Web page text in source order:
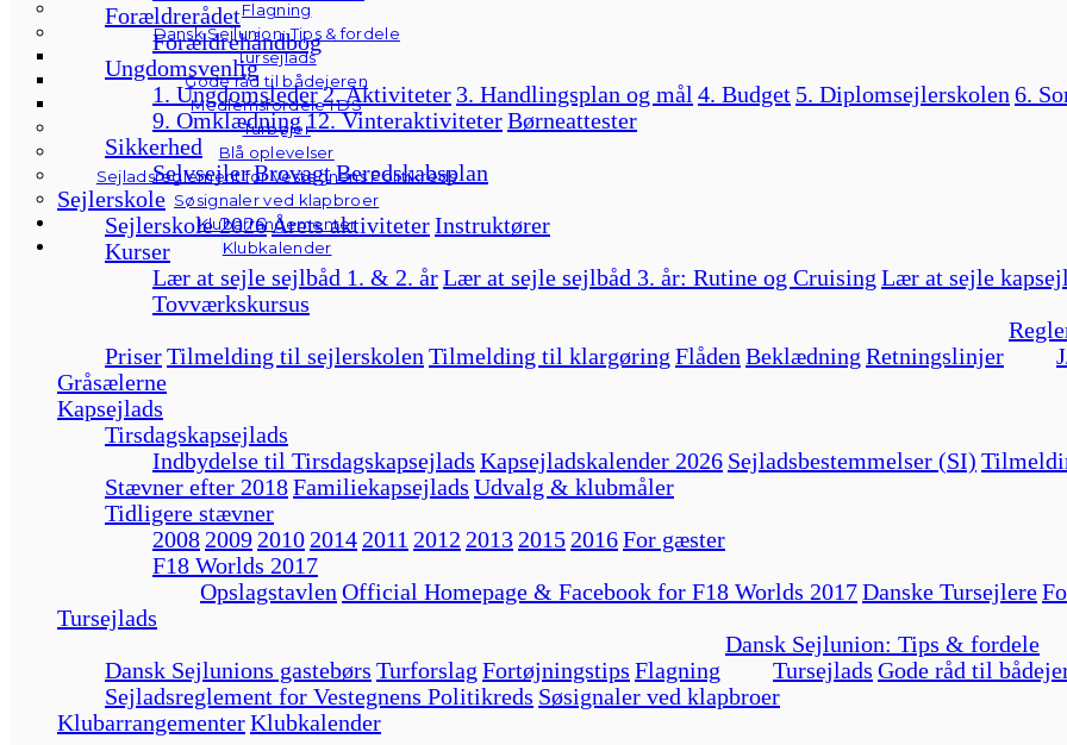
Flagning
Dansk Sejlunion: Tips & fordele
Tursejlads
Gode råd til bådejeren
Medlemsfordele i DS
Turbøjer
Blå oplevelser
Sejladsreglement for Vestegnens Politikreds
Søsignaler ved klapbroer
Klubarrangementer
Klubkalender
Forældrerådet
Forældrehåndbog
Ungdomsvenlig
1. Ungdomsleder2. Aktiviteter 3. Handlingsplan og mål 4. Budget 5. Diplomsejlerskolen 6.
9. Omklædning12. VinteraktiviteterBørneattester
Sikkerhed
SelvsejlerBrovagtBeredskabsplan
Sejlerskole
Sejlerskole 2026Årets aktiviteterInstruktører
Kurser
Lær at sejle sejlbåd 1. & 2. årLær at sejle sejlbåd 3. år: Rutine og Cruising Lær at sejle
Tovværkskursus
PriserTilmelding til sejlerskolen Tilmelding til klargøring Flåden Beklædning Retningslinjer
Gråsælerne
Kapsejlads
Tirsdagskapsejlads
Indbydelse til Tirsdagskapsejlads Kapsejladskalender 2026 Sejladsbestemmelser (SI)
Stævner efter 2018Familiekapsejlads Udvalg & klubmåler
Tidligere stævner
2008 2009 2010 2014 2011 2012 2013 2015 2016For gæster
F18 Worlds 2017
Opslagstavlen Official Homepage & Facebook for F18 Worlds 2017Danske Tursejlere
Tursejlads
Dansk Sejlunions gastebørs Turforslag Fortøjningstips Flagning
Dansk Sejlunion: Tips & fordele
Tursejlads Gode råd til
Sejladsreglement for Vestegnens Politikreds Søsignaler ved klapbroer
KlubarrangementerKlubkalender